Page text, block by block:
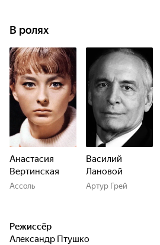
В ролях
Анастасия
Вертинская
Ассоль
Василий
Лановой
Артур Грей
Режиссёр
Александр Птушко